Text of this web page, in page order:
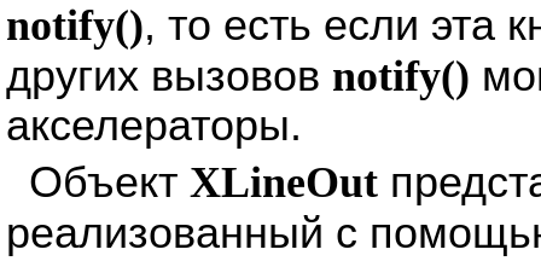
notify(), то есть если эта
других вызовов notify()
акселераторы.
Объект XLineOut
реализованный с